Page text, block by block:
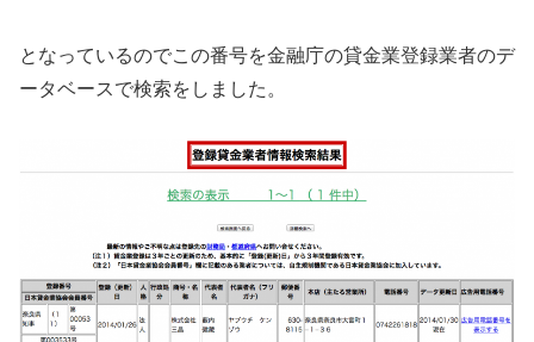
となっているのでこの番号を金融庁の貸金業登録業者のデ
ータベースで検索をしました。